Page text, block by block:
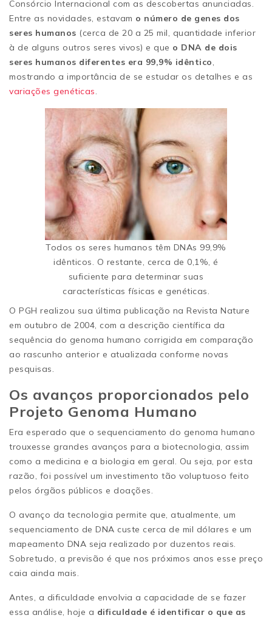
Consórcio Internacional com as descobertas anunciadas.
Entre as novidades, estavam o número de genes dos
seres humanos (cerca de 20 a 25 mil, quantidade inferior
à de alguns outros seres vivos) e que o DNA de dois
seres humanos diferentes era 99,9% idêntico,
mostrando a importância de se estudar os detalhes e as
variações genéticas.
Todos os seres humanos têm DNAs 99,9%
idênticos. O restante, cerca de 0,1%, é
suficiente para determinar suas
características físicas e genéticas.
O PGH realizou sua última publicação na Revista Nature
em outubro de 2004, com a descrição científica da
sequência do genoma humano corrigida em comparação
ao rascunho anterior e atualizada conforme novas
pesquisas.
Os avanços proporcionados pelo
Projeto Genoma Humano
Era esperado que o sequenciamento do genoma humano
trouxesse grandes avanços para a biotecnologia, assim
como a medicina e a biologia em geral. Ou seja, por esta
razão, foi possível um investimento tão voluptuoso feito
pelos órgãos públicos e doações.
O avanço da tecnologia permite que, atualmente, um
sequenciamento de DNA custe cerca de mil dólares e um
mapeamento DNA seja realizado por duzentos reais.
Sobretudo, a previsão é que nos próximos anos esse preço
caia ainda mais.
Antes, a dificuldade envolvia a capacidade de se fazer
essa análise, hoje a dificuldade é identificar o que as